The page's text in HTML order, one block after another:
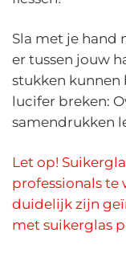
Sla met je
er tussen jouw
stukken kunnen
lucifer breken:
samendrukken
Let op!
professionals
duidelijk zijn
met suikerglas